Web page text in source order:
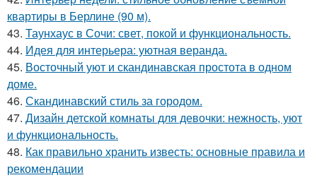
квартиры в Берлине (90 м).
43. Таунхаус в Сочи: свет, покой и функциональность.
44. Идея для интерьера: уютная веранда.
45. Восточный уют и скандинавская простота в одном
доме.
46. Скандинавский стиль за городом.
47. Дизайн детской комнаты для девочки: нежность, уют
и функциональность.
48. Как правильно хранить известь: основные правила и
рекомендации